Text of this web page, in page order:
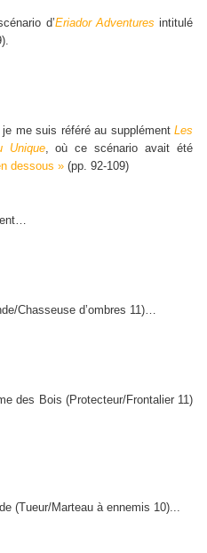
d’Eriador Adventures intitulé
me suis référé au supplément Les
Unique, où ce scénario avait été
dessous » (pp. 92-109)
Chasseuse d’ombres 11)…
des Bois (Protecteur/Frontalier 11)
(Tueur/Marteau à ennemis 10)...